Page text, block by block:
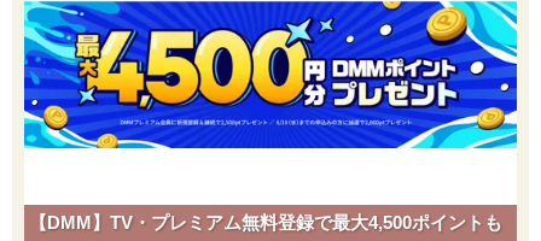
【DMM】TV・プレミアム無料登録で最大4,500ポイントも